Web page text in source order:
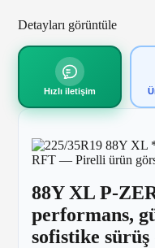
Detayları görüntüle
Hızlı iletişim
88Y XL P-
performans,
sofistike